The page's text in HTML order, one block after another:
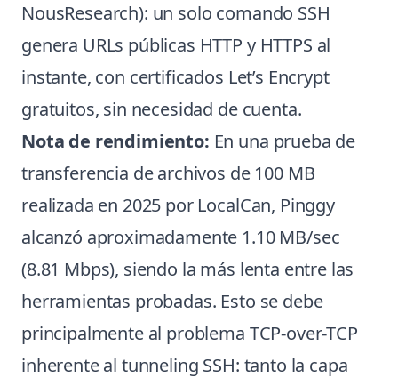
NousResearch): un solo comando SSH
genera URLs públicas HTTP y HTTPS al
instante, con certificados Let’s Encrypt
gratuitos, sin necesidad de cuenta.
Nota de rendimiento: En una prueba de
transferencia de archivos de 100 MB
realizada en 2025 por LocalCan, Pinggy
alcanzó aproximadamente 1.10 MB/sec
(8.81 Mbps), siendo la más lenta entre las
herramientas probadas. Esto se debe
principalmente al problema TCP-over-TCP
inherente al tunneling SSH: tanto la capa